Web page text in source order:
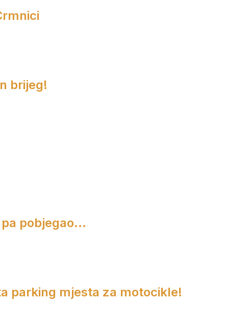
brijeg!
pobjegao...
parking mjesta za motocikle!